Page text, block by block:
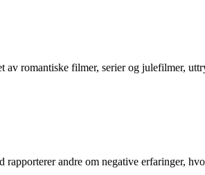
romantiske filmer, serier og julefilmer,
andre om negative erfaringer,